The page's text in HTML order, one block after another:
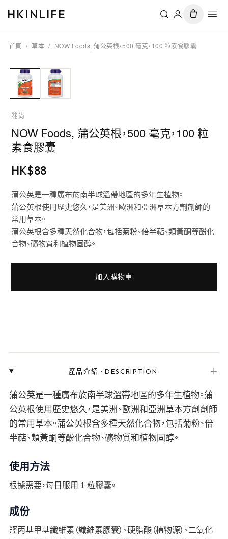
HKINLIFE
首頁 / 草本 / NOW Foods, 蒲公英根，500 毫克，100 粒素食膠囊
謎尚
NOW Foods, 蒲公英根，500 毫克，100 粒
素食膠囊
HK$88
蒲公英是一種廣布於南半球溫帶地區的多年生植物。
蒲公英根使用歷史悠久，是美洲、歐洲和亞洲草本方劑劑師的
常用草本。
蒲公英根含多種天然化合物，包括菊粉、倍半萜、類黃酮等酚化
合物、礦物質和植物固醇。
加入購物車
產品介紹 ·DESCRIPTION ＋
蒲公英是一種廣布於南半球溫帶地區的多年生植物。蒲
公英根使用歷史悠久，是美洲、歐洲和亞洲草本方劑劑師
的常用草本。蒲公英根含多種天然化合物，包括菊粉、倍
半萜、類黃酮等酚化合物、礦物質和植物固醇。
使用方法
根據需要，每日服用 1 粒膠囊。
成份
羥丙基甲基纖維素（纖維素膠囊）、硬脂酸（植物源）、二氧化